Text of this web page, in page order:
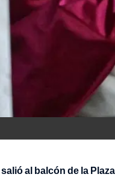
salió al balcón de la